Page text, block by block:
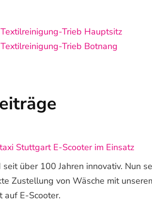
Trieb Hauptsitz
Trieb Botnang
Stuttgart E-Scooter im Einsatz
über 100 Jahren innovativ. Nun
Zustellung von Wäsche mit
auf E-Scooter.